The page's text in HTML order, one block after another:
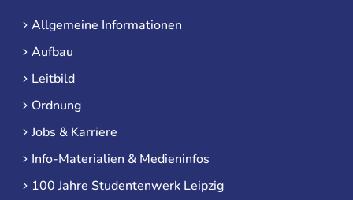
Allgemeine Informationen
Aufbau
Leitbild
Ordnung
Jobs & Karriere
Info-Materialien & Medieninfos
100 Jahre Studentenwerk Leipzig